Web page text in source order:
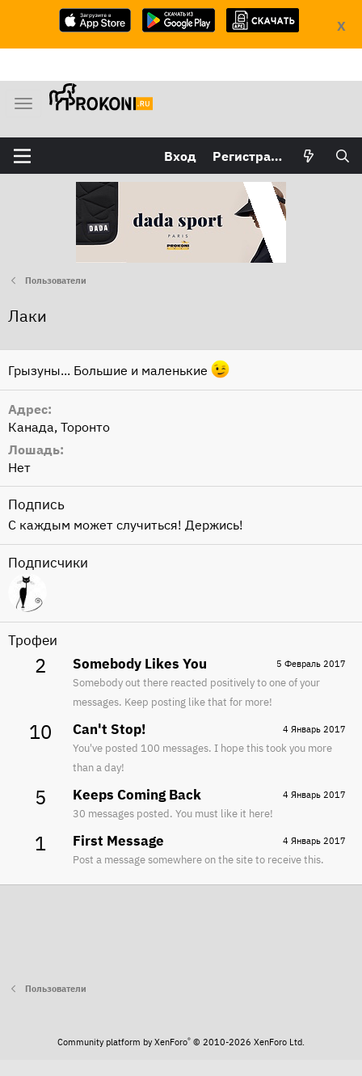
X
М
н
ю
Вход Регистрация
Пользователи
Лаки
Грызуны... Большие и маленькие
Адрес
Канада, Торонто
Лошадь
Нет
Подпись
С каждым может случиться! Держись!
Подписчики
Трофеи
2 5 Февраль 2017
Somebody Likes You
Somebody out there reacted positively to one of your
messages. Keep posting like that for more!
10 4 Январь 2017
Can't Stop!
You've posted 100 messages. I hope this took you more
than a day!
5 4 Январь 2017
Keeps Coming Back
30 messages posted. You must like it here!
1 4 Январь 2017
First Message
Post a message somewhere on the site to receive this.
Пользователи
Community platform by XenForo® © 2010-2026 XenForo Ltd.